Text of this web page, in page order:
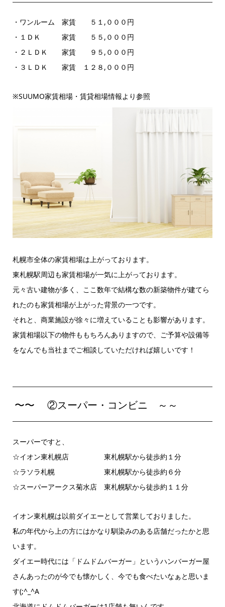
・ワンルーム 家賃 ５１,０００円
・１ＤＫ 家賃 ５５,０００円
・２ＬＤＫ 家賃 ９５,０００円
・３ＬＤＫ 家賃 １２８,０００円
※SUUMO家賃相場・賃貸相場情報より参照
札幌市全体の家賃相場は上がっております。
東札幌駅周辺も家賃相場が一気に上がっております。
元々古い建物が多く、ここ数年で結構な数の新築物件が建てら
れたのも家賃相場が上がった背景の一つです。
それと、商業施設が徐々に増えていることも影響があります。
家賃相場以下の物件ももちろんありますので、ご予算や設備等
をなんでも当社までご相談していただければ嬉しいです！
〜〜 ②スーパー・コンビニ ～～
スーパーですと、
☆イオン東札幌店 東札幌駅から徒歩約１分
☆ラソラ札幌 東札幌駅から徒歩約６分
☆スーパーアークス菊水店 東札幌駅から徒歩約１１分
イオン東札幌は以前ダイエーとして営業しておりました。
私の年代から上の方にはかなり馴染みのある店舗だったかと思
います。
ダイエー時代には「ドムドムバーガー」というハンバーガー屋
さんあったのが今でも懐かしく、今でも食べたいなぁと思いま
す(;^_^A